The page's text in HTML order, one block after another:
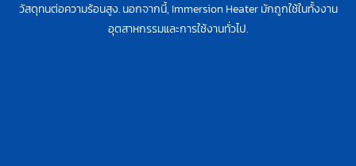
วัสดุทนต่อความร้อนสูง. นอกจากนี้, Immersion Heater มักถูกใช้ในทั้งงาน
อุตสาหกรรมและการใช้งานทั่วไป.